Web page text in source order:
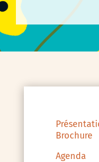
Brochure
Agenda